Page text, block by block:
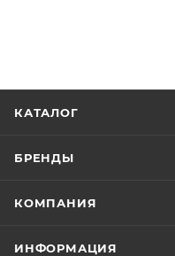
КАТАЛОГ
БРЕНДЫ
КОМПАНИЯ
ИНФОРМАЦИЯ